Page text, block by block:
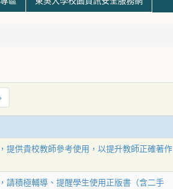
提供貴校教師參考使用，以提升教師正確著作
請積極輔導、提醒學生使用正版書（含二手